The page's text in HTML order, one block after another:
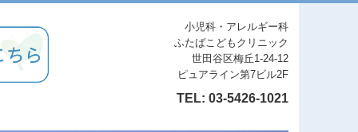
小児科・アレルギー科
ふたばこどもクリニック
世田谷区梅丘1-24-12
ピュアライン第7ビル2F
TEL: 03-5426-1021